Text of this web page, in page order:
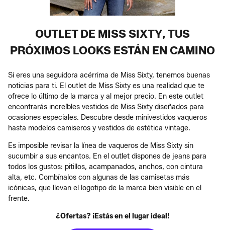
OUTLET DE MISS SIXTY, TUS
PRÓXIMOS LOOKS ESTÁN EN CAMINO
Si eres una seguidora acérrima de Miss Sixty, tenemos buenas
noticias para ti. El outlet de Miss Sixty es una realidad que te
ofrece lo último de la marca y al mejor precio. En este outlet
encontrarás increíbles vestidos de Miss Sixty diseñados para
ocasiones especiales. Descubre desde minivestidos vaqueros
hasta modelos camiseros y vestidos de estética vintage.
Es imposible revisar la línea de vaqueros de Miss Sixty sin
sucumbir a sus encantos. En el outlet dispones de jeans para
todos los gustos: pitillos, acampanados, anchos, con cintura
alta, etc. Combínalos con algunas de las camisetas más
icónicas, que llevan el logotipo de la marca bien visible en el
frente.
¿Ofertas? ¡Estás en el lugar ideal!